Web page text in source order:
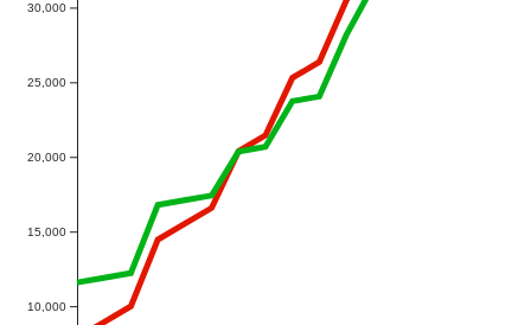
10,000
15,000
20,000
25,000
30,000